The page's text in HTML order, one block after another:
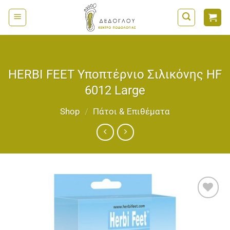
Μετάβαση
στο
περιεχόμενο
HERBI FEET Υποπτέρνιο Σιλικόνης HF
6012 Large
Shop / Πάτοι & Επιθέματα